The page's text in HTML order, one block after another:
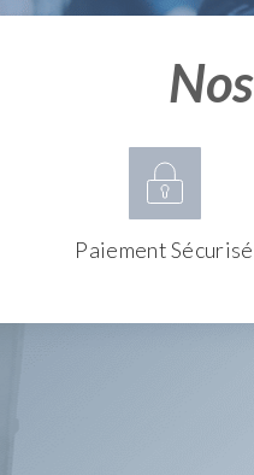
Paiement Sécurisé